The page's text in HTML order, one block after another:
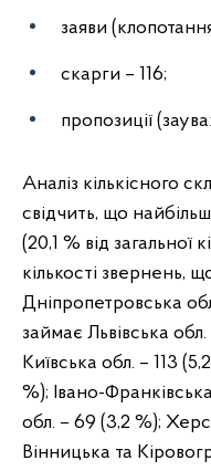
заяви
скарги – 116;
пропозиції
Аналіз кількісного
свідчить, що
(20,1 % від загальної
кількості звернень,
Дніпропетровська
займає Львівська
Київська обл. – 113
%); Івано-
обл. – 69 (3,2 %);
Вінницька та